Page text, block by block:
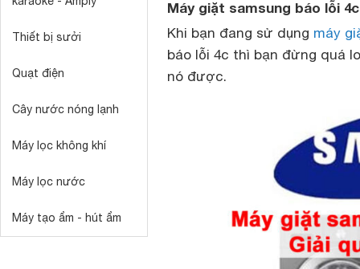
Thiết bị sưởi
Quạt điện
Cây nước nóng lạnh
Máy lọc không khí
Máy lọc nước
Máy tạo ẩm - hút ẩm
Máy giặt samsung báo lỗi
Khi bạn đang sử dụng máy
báo lỗi 4c thì bạn đừng quá
nó được.